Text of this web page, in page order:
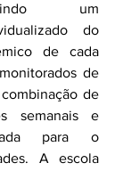
um
do
de cada
de
de
semanais e
para o
A escola